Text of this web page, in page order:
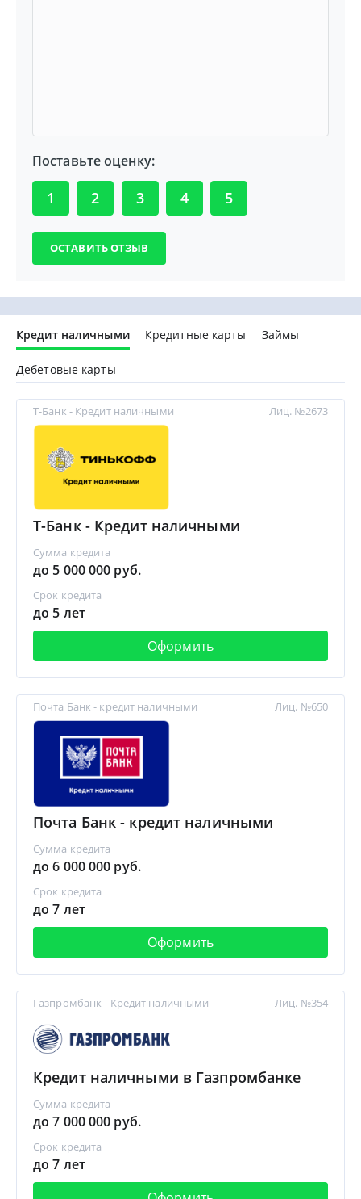
Поставьте оценку:
1 2 3 4 5
Кредит наличными Кредитные карты Займы
Дебетовые карты
Т-Банк - Кредит наличными
Т-Банк - Кредит наличными
Сумма кредита
до 5 000 000 руб.
Срок кредита
до 5 лет
Оформить
Лиц. №2673
Почта Банк - кредит наличными
Почта Банк - кредит наличными
Сумма кредита
до 6 000 000 руб.
Срок кредита
до 7 лет
Оформить
Лиц. №650
Газпромбанк - Кредит наличными
Кредит наличными в Газпромбанке
Сумма кредита
до 7 000 000 руб.
Срок кредита
до 7 лет
Лиц. №354